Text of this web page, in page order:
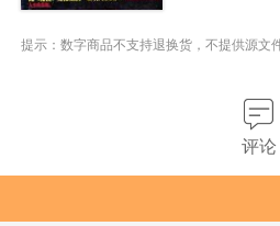
提示：数字商品不支持退换货，不提供源文
评论